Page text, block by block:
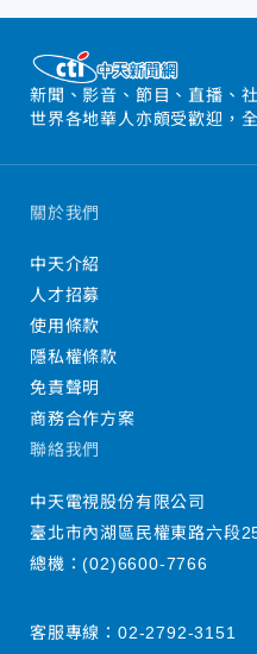
新聞、影音、節目、直播、
世界各地華人亦頗受歡迎，
關於我們
中天介紹
人才招募
使用條款
隱私權條款
免責聲明
商務合作方案
聯絡我們
中天電視股份有限公司
臺北市內湖區民權東路六段
總機：(02)6600-7766
客服專線： 02-2792-3151